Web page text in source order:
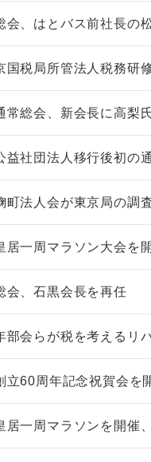
会、はとバス前社長の
国税局所管法人税務研
常総会、新会長に高梨
益社団法人移行後初の
町法人会が東京局の調
居一周マラソン大会を
会、石黒会長を再任
部会らが税を考えるリ
立60周年記念祝賀会を
居一周マラソンを開催